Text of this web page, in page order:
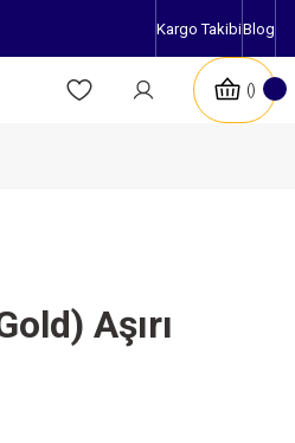
Kargo TakibiBlog
Aşırı